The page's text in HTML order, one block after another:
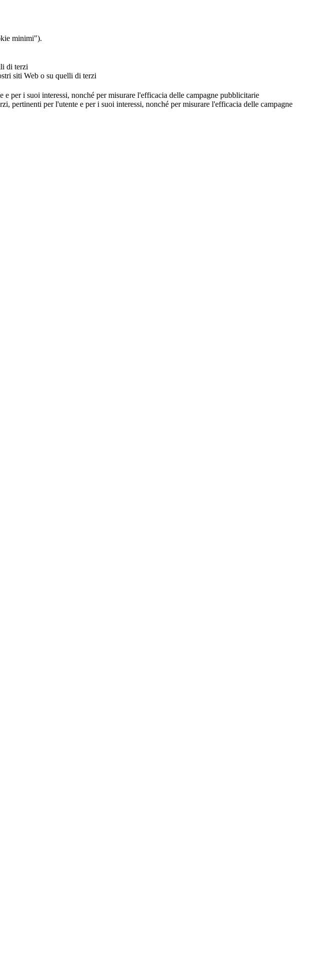
minimi").
di terzi
siti Web o su quelli di terzi
per i suoi interessi, nonché per misurare l'efficacia delle campagne pubblicitarie
pertinenti per l'utente e per i suoi interessi, nonché per misurare l'efficacia delle campagne